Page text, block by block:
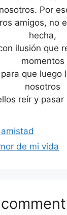
Por
amigos, no
hecha,
ilusión que
momentos
que luego
nosotros
reír y
de mi vida